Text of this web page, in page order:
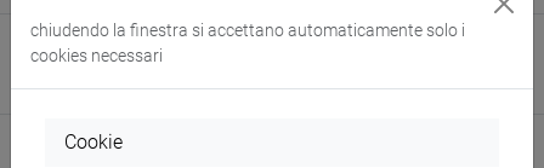
Sito web
www.unive.it/persone/giacomo.diseppi(scheda personale)
Struttura
chiudendo la finestra si accettano automaticamente solo i
cookies necessari
Cookie